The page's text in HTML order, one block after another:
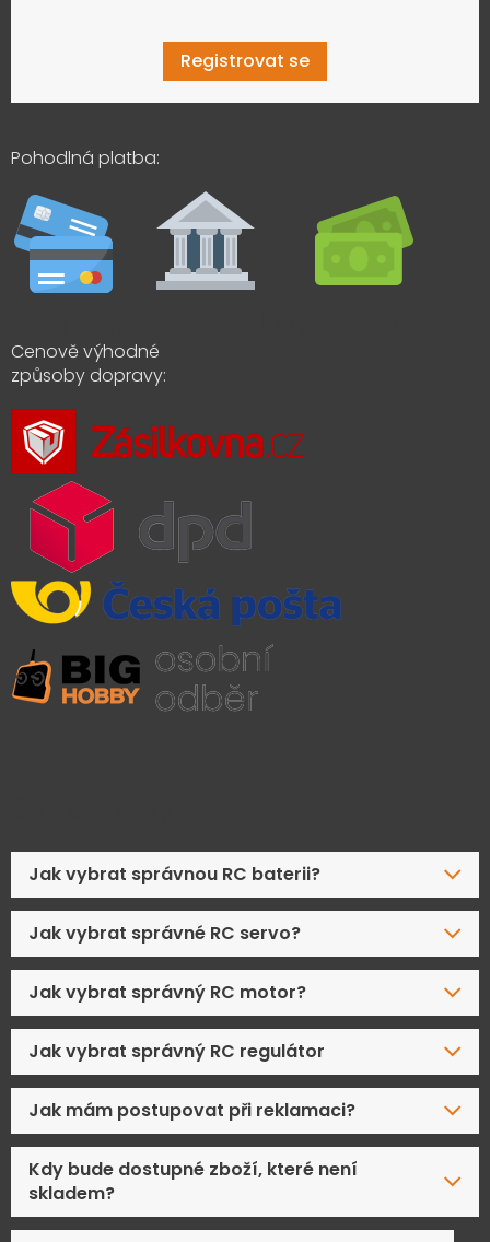
Registrovat se
Pohodlná platba:
Cenově výhodné
způsoby dopravy:
Jak vybrat správnou RC baterii?
Jak vybrat správné RC servo?
Jak vybrat správný RC motor?
Jak vybrat správný RC regulátor
Jak mám postupovat při reklamaci?
Kdy bude dostupné zboží, které není
skladem?